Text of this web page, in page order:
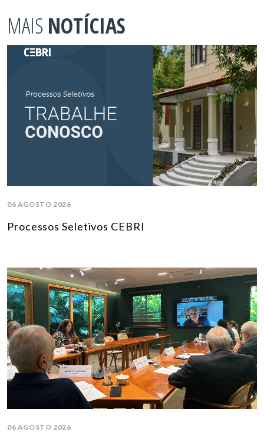
MAIS NOTÍCIAS
06 AGOSTO 2026
Processos Seletivos CEBRI
06 AGOSTO 2026